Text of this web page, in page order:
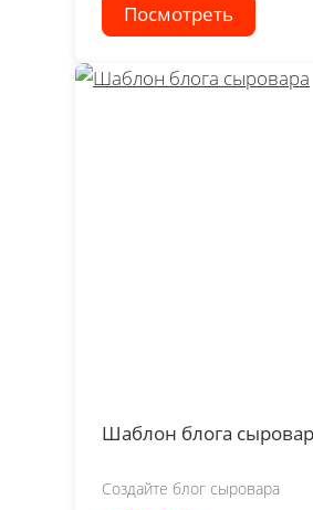
Посмотреть
Шаблон блога
Создайте блог сыровара